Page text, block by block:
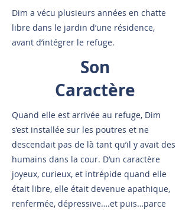
Dim a vécu plusieurs années en chatte
libre dans le jardin d’une résidence,
avant d’intégrer le refuge.
Son
Caractère
Quand elle est arrivée au refuge, Dim
s’est installée sur les poutres et ne
descendait pas de là tant qu’il y avait des
humains dans la cour. D’un caractère
joyeux, curieux, et intrépide quand elle
était libre, elle était devenue apathique,
renfermée, dépressive….et puis…parce